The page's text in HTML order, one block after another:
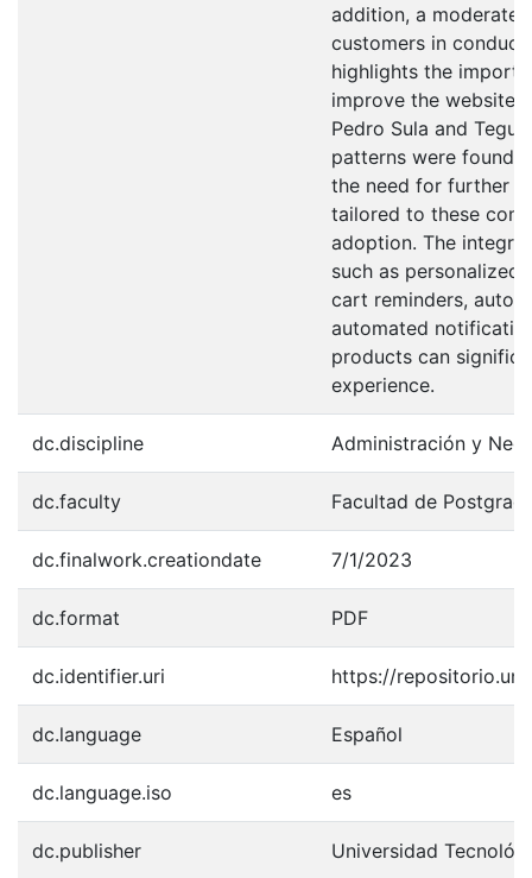
addition, a moderate
customers in
highlights the
improve the website.
Pedro Sula and
patterns were found
the need for further
tailored to these
adoption. The
such as personalized
cart reminders,
automated
products can
experience.
dc.discipline Administración y
dc.faculty Facultad de
dc.finalwork.creationdate 7/1/2023
dc.format PDF
dc.identifier.uri https://
dc.language Español
dc.language.iso es
dc.publisher Universidad